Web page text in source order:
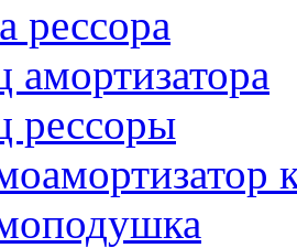
рессора
амортизатора
рессоры